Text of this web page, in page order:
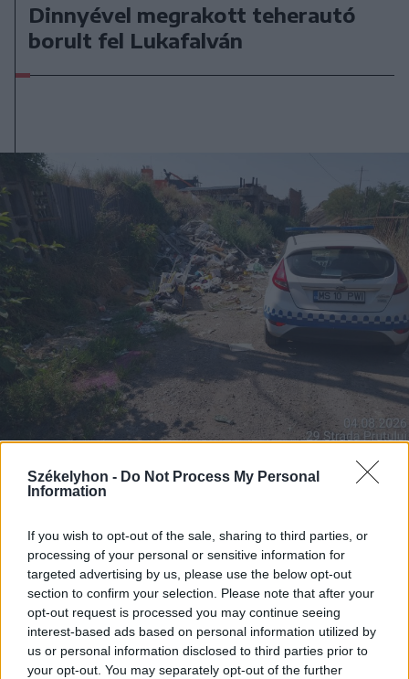
Székelyhon - Do Not Process My Personal
Information
If you wish to opt-out of the sale, sharing to third parties, or
processing of your personal or sensitive information for
targeted advertising by us, please use the below opt-out
section to confirm your selection. Please note that after your
opt-out request is processed you may continue seeing
interest-based ads based on personal information utilized by
us or personal information disclosed to third parties prior to
your opt-out. You may separately opt-out of the further
Dinnyével megrakott teherautó
borult fel Lukafalván
2026. augusztus 06., csütörtök